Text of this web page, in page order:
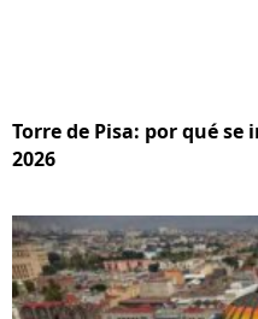
Torre de Pisa: por qué
2026